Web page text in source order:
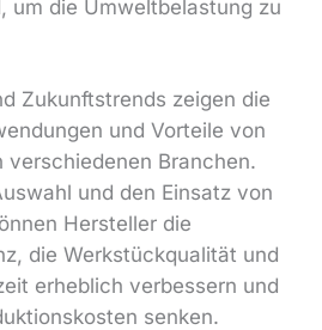
um die Umweltbelastung zu
Zukunftstrends zeigen die
und Vorteile von
verschiedenen Branchen.
und den Einsatz von
Hersteller die
die Werkstückqualität und
erheblich verbessern und
senken.